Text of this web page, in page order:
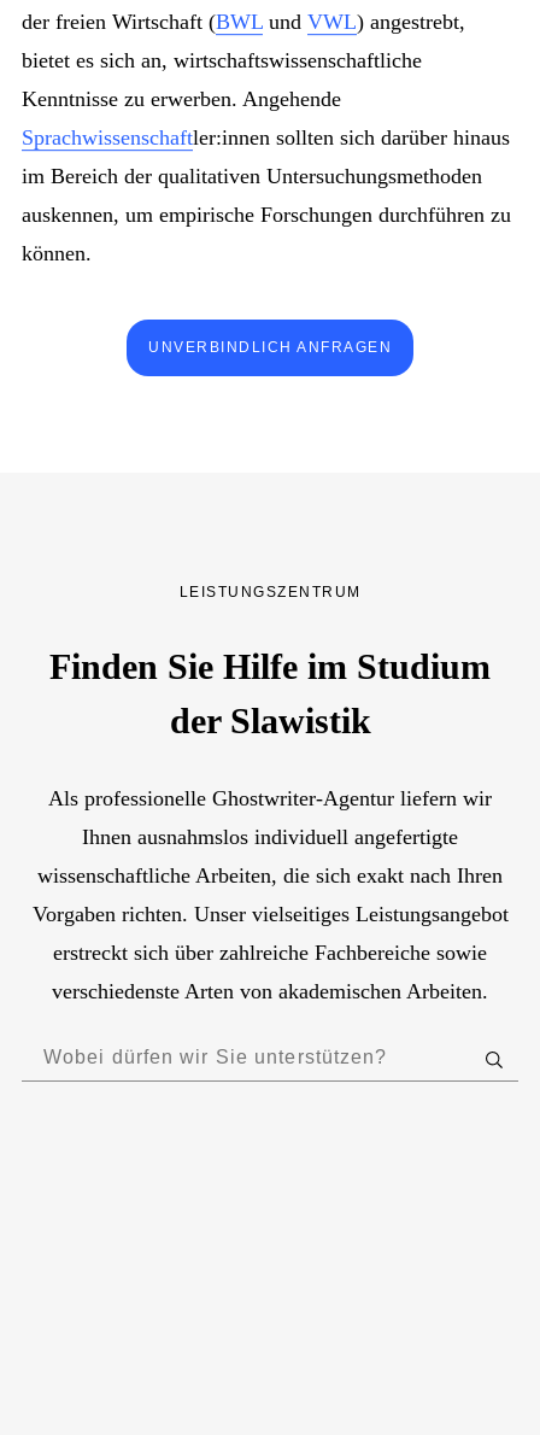
der freien Wirtschaft (BWL und VWL) angestrebt,
bietet es sich an, wirtschaftswissenschaftliche
Kenntnisse zu erwerben. Angehende
Sprachwissenschaftler:innen sollten sich darüber hinaus
im Bereich der qualitativen Untersuchungsmethoden
auskennen, um empirische Forschungen durchführen zu
können.
UNVERBINDLICH ANFRAGEN
LEISTUNGSZENTRUM
Finden Sie Hilfe im Studium
der Slawistik
Als professionelle Ghostwriter-Agentur liefern wir
Ihnen ausnahmslos individuell angefertigte
wissenschaftliche Arbeiten, die sich exakt nach Ihren
Vorgaben richten. Unser vielseitiges Leistungsangebot
erstreckt sich über zahlreiche Fachbereiche sowie
verschiedenste Arten von akademischen Arbeiten.